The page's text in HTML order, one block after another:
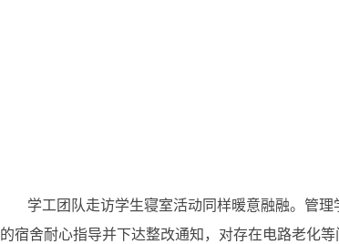
学工团队走访学生寝室活动 同样暖意融融。管理
的宿舍耐心指导并下达整改通知，对存在电路老化